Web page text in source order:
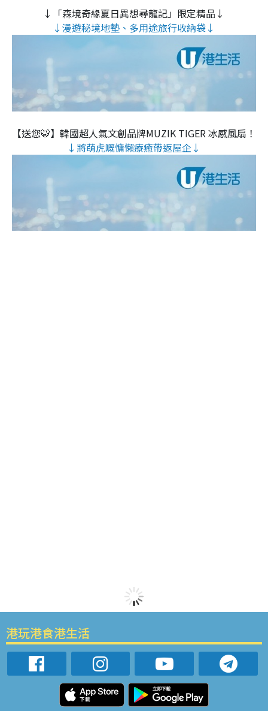
↓「森境奇緣夏日異想尋龍記」限定精品↓
↓漫遊秘境地墊、多用途旅行收納袋↓
【送您🐯】韓國超人氣文創品牌MUZIK TIGER 冰感風扇！
↓將萌虎嘅慵懶療癒帶返屋企↓
港玩港食港生活